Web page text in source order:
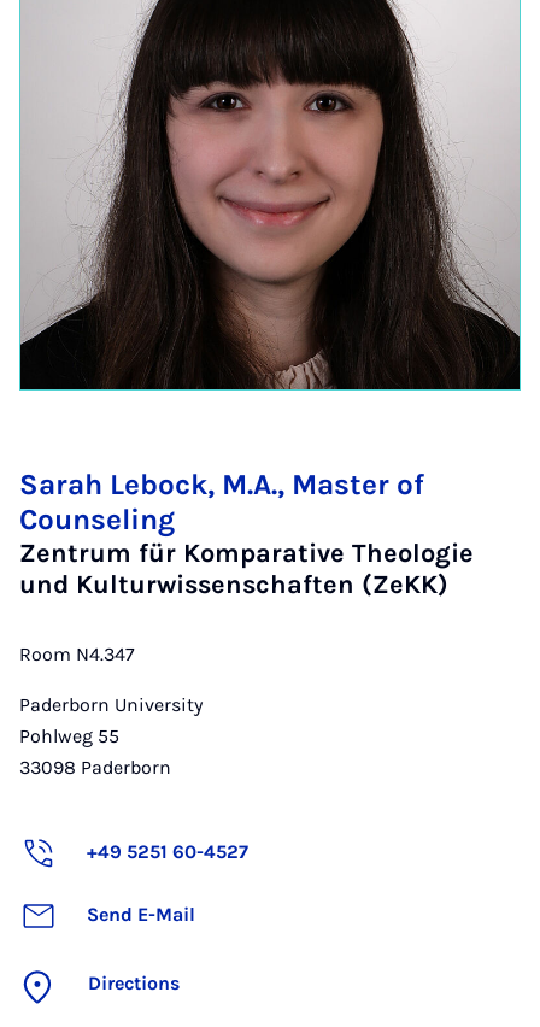
Sarah Lebock, M.A., Master of
Counseling
Zentrum für Komparative Theologie
und Kulturwissenschaften (ZeKK)
Room N4.347
Paderborn University
Pohlweg 55
33098 Paderborn
+49 5251 60-4527
Send E-Mail
Directions